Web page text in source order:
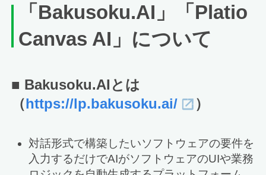
「Bakusoku.AI」「Platio
Canvas AI」について
■ Bakusoku.AIとは
（https://lp.bakusoku.ai/ ）
対話形式で構築したいソフトウェアの要件を
入力するだけでAIがソフトウェアのUIや業務